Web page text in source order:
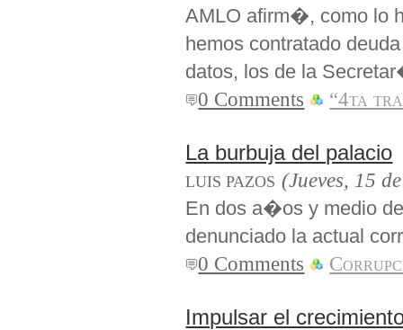
AMLO afirm�, como lo
hemos contratado
datos, los de la
0 Comments “4ta
La burbuja del palacio
LUIS PAZOS (Jueves, 15
En dos a�os y medio
denunciado la actual
0 Comments
Impulsar el